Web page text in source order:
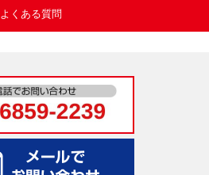
よくある質問